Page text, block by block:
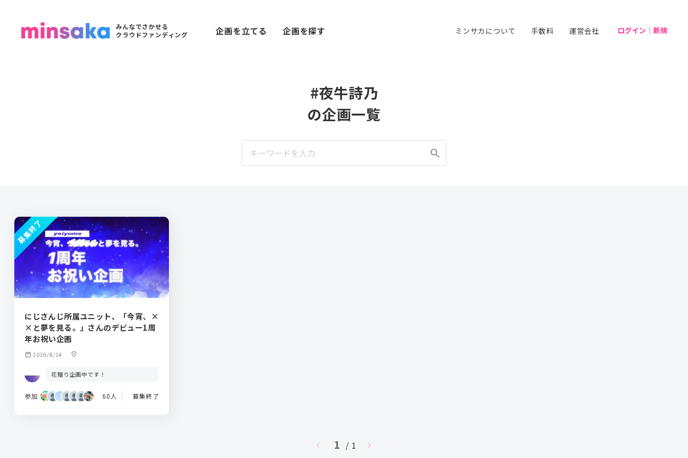
みんなでさかせる
クラウドファンディング
企画を立てる 企画を探す ミンサカについて 手数料 運営会社 ログイン｜新規
#夜牛詩乃
の企画一覧
search
にじさんじ所属ユニット、「今宵、×
×と夢を見る。」さんのデビュー1周
年お祝い企画
calendar_month 2026/8/14 location_on
花贈り企画中です！
参加 60人 募集終了
募集終了
chevron_left 1 / 1 chevron_right